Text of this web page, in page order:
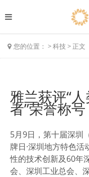
您的位置： >科技 > 正文
雅兰获评“
者”荣誉称
5月9日，第十届深圳
牌日·深圳地方特色
性的技术创新及60年
会、深圳工业总会、